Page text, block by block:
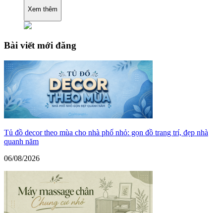
Xem thêm
Bài viết mới đăng
Tủ đồ decor theo mùa cho nhà phố nhỏ: gọn đồ trang trí, đẹp nhà
quanh năm
06/08/2026